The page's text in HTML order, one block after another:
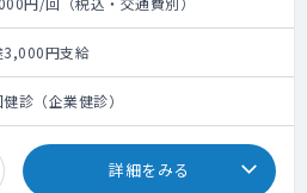
3,000円支給
診（企業健診）
詳細をみる